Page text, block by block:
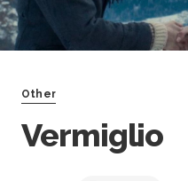
Other
Vermiglio